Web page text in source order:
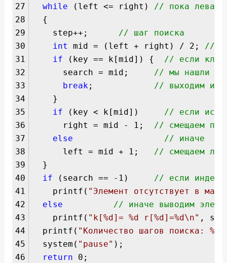
27
28
29
30
31
32
33
34
35
36
37
38
39
40
41
42
43
44
45
46
while (left <= right) // пока левая
{
step++; // шаг поиска
int
mid = (left + right) / 2; //
if (key == k[mid]) { // если
search = mid; // мы нашли
break; // выходим из
}
if (key < k[mid]) // если
right = mid - 1; // смещаем
else
// иначе
left = mid + 1; // смещаем
}
if (search == -1) // если индекс
printf( "Элемент отсутствует в
else
// иначе выводим
printf( "k[%d]= %d r[%d]=%d\n" ,
printf( "Количество шагов поиска:
system( "pause" );
return 0;